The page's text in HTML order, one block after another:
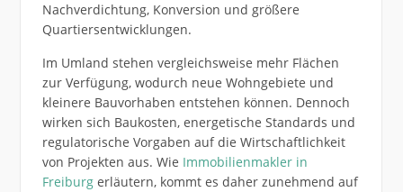
Nachverdichtung, Konversion und größere
Quartiersentwicklungen.
Im Umland stehen vergleichsweise mehr Flächen
zur Verfügung, wodurch neue Wohngebiete und
kleinere Bauvorhaben entstehen können. Dennoch
wirken sich Baukosten, energetische Standards und
regulatorische Vorgaben auf die Wirtschaftlichkeit
von Projekten aus. Wie Immobilienmakler in
Freiburgerläutern, kommt es daher zunehmend auf